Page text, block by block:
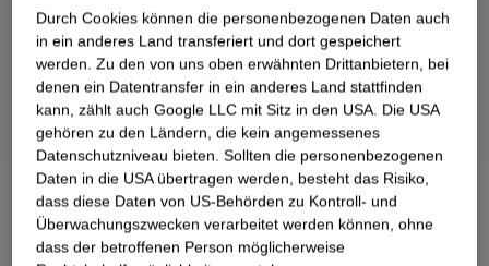
Durch Cookies können die personenbezogenen Daten auch
in ein anderes Land transferiert und dort gespeichert
werden. Zu den von uns oben erwähnten Drittanbietern, bei
denen ein Datentransfer in ein anderes Land stattfinden
kann, zählt auch Google LLC mit Sitz in den USA. Die USA
gehören zu den Ländern, die kein angemessenes
Datenschutzniveau bieten. Sollten die personenbezogenen
Daten in die USA übertragen werden, besteht das Risiko,
dass diese Daten von US-Behörden zu Kontroll- und
Überwachungszwecken verarbeitet werden können, ohne
dass der betroffenen Person möglicherweise